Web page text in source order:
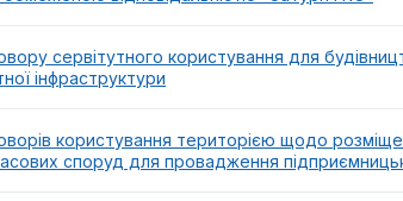
сервітутного користування для
інфраструктури
користування територією щодо
споруд для провадження